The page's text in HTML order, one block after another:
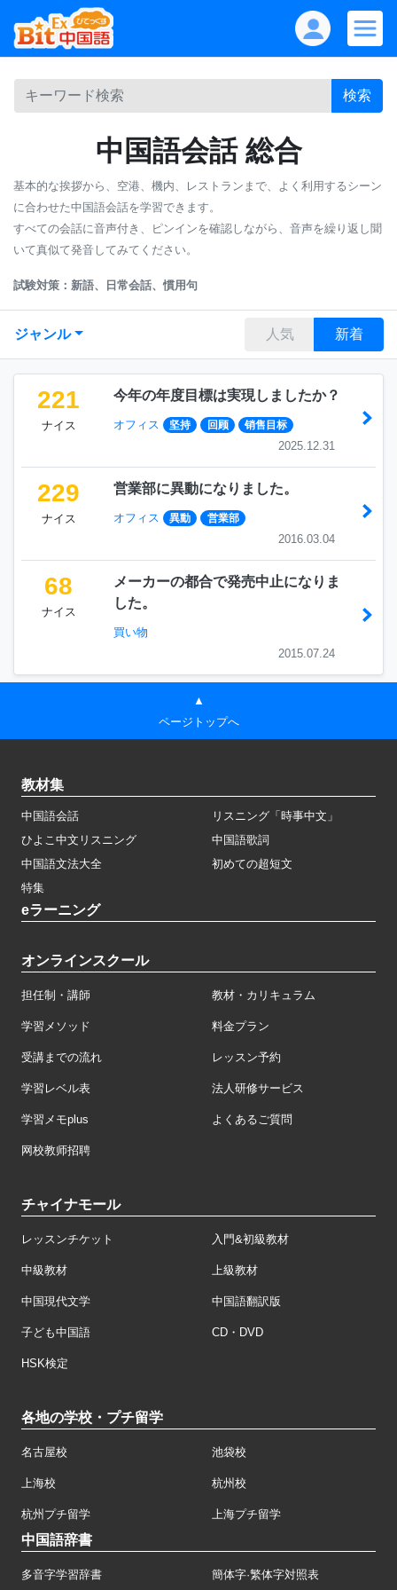
検索
中国語会話 総合
基本的な挨拶から、空港、機内、レストランまで、よく利用するシーン
に合わせた中国語会話を学習できます。
すべての会話に音声付き、ピンインを確認しながら、音声を繰り返し聞
いて真似て発音してみてください。
試験対策：新語、日常会話、慣用句
ジャンル 人気 新着
221
ナイス
今年の年度目標は実現しましたか？
オフィス 坚持 回顾 销售目标
2025.12.31
229
ナイス
営業部に異動になりました。
オフィス 異動 営業部
2016.03.04
68
ナイス
メーカーの都合で発売中止になりま
した。
買い物
2015.07.24
▲
ページトップへ
教材集
中国語会話
リスニング「時事中文」
ひよこ中文リスニング
中国語歌詞
中国語文法大全
初めての超短文
特集
eラーニング
オンラインスクール
担任制・講師 教材・カリキュラム
学習メソッド 料金プラン
受講までの流れ レッスン予約
学習レベル表 法人研修サービス
学習メモplus よくあるご質問
网校教师招聘
チャイナモール
レッスンチケット 入門&初級教材
中級教材 上級教材
中国現代文学 中国語翻訳版
子ども中国語 CD・DVD
HSK検定
各地の学校・プチ留学
名古屋校 池袋校
上海校 杭州校
杭州プチ留学 上海プチ留学
中国語辞書
多音字学習辞書 簡体字·繁体字対照表